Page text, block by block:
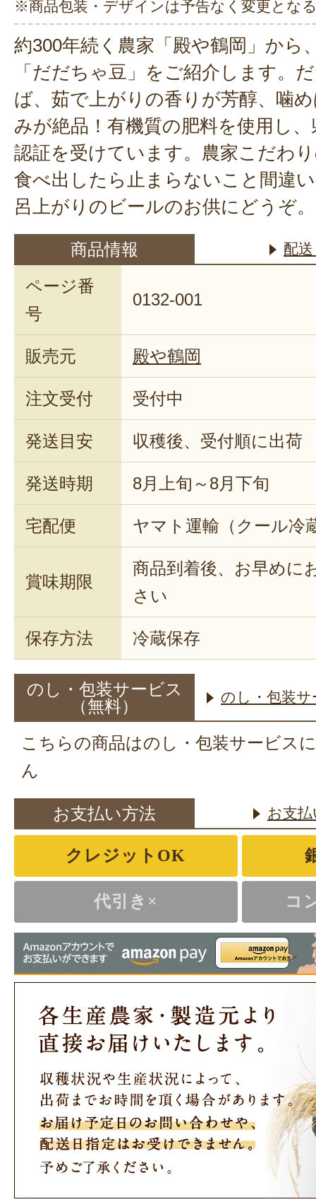
※商品包装・デザインは予告なく変更とな
約300年続く農家「殿や鶴岡」から
「だだちゃ豆」をご紹介します。
ば、茹で上がりの香りが芳醇、噛
みが絶品！有機質の肥料を使用し
認証を受けています。農家こだわ
食べ出したら止まらないこと間違
呂上がりのビールのお供にどうぞ。
商品情報 配
ページ番
号
0132-001
販売元 殿や鶴岡
注文受付 受付中
発送目安 収穫後、受付順に出荷
発送時期 8月上旬～8月下旬
宅配便 ヤマト運輸（クール冷
賞味期限
商品到着後、お早めに
さい
保存方法 冷蔵保存
のし・包装サービス
（無料）
のし・包装
こちらの商品はのし・包装サービス
ん
お支払い方法 お支
クレジットOK
代引き× コ